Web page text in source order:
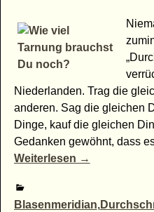
Niederlanden. Trag die
anderen. Sag die gleichen
Dinge, kauf die gleichen
Gedanken gewöhnt, dass
Weiterlesen →
Blasenmeridian,